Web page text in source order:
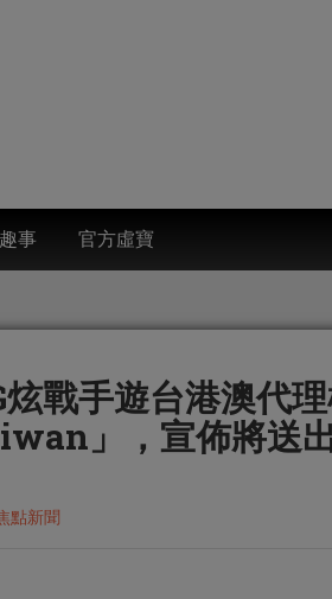
事 官方虛寶
戰手遊台港澳代理
」，宣佈將送
點新聞